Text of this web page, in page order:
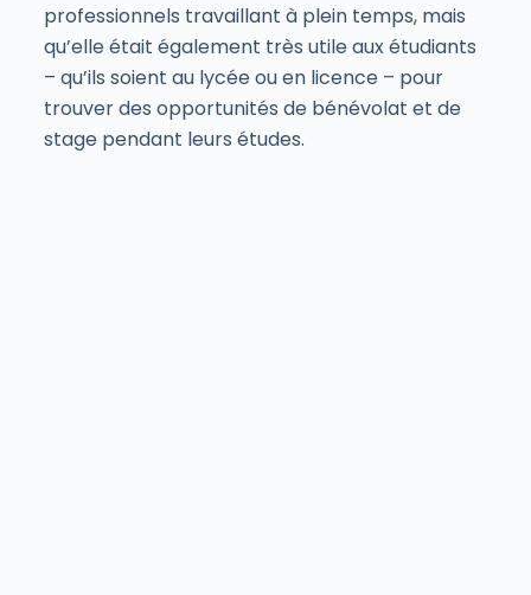
professionnels travaillant à plein temps, mais
qu’elle était également très utile aux étudiants
– qu’ils soient au lycée ou en licence – pour
trouver des opportunités de bénévolat et de
stage pendant leurs études.